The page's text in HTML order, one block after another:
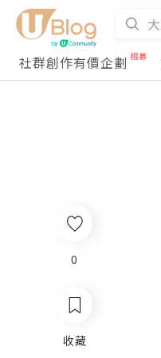
社群創作有價企劃
0
收藏